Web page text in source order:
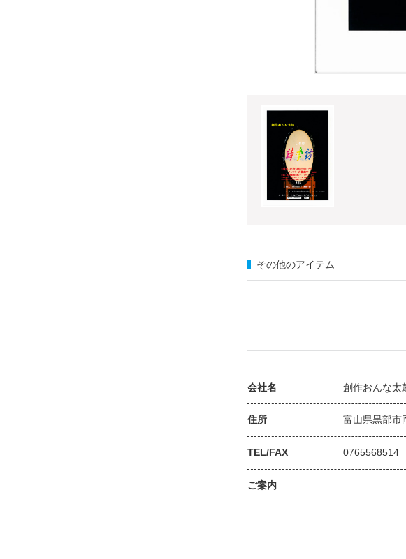
その他のアイテム
会社名 創作おんな
住所 富山県黒部市
TEL/FAX 0765568514
ご案内